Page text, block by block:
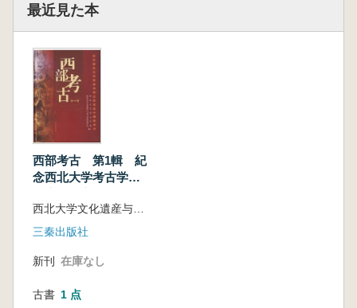
最近見た本
西部考古 第1輯 紀
念西北大学考古学専
専刊
三秦出版社
新刊 在庫なし
古書 1 点